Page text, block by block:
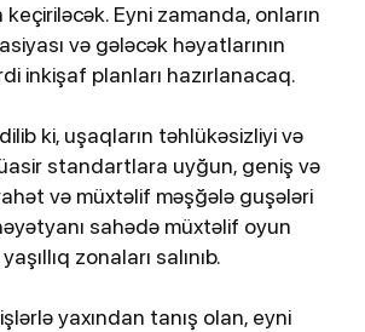
Eyni zamanda, onların
və gələcək həyatlarının
inkişaf planları hazırlanacaq.
ki, uşaqların təhlükəsizliyi və
standartlara uyğun, geniş və
və müxtəlif məşğələ guşələri
sahədə müxtəlif oyun
zonaları salınıb.
yaxından tanış olan, eyni